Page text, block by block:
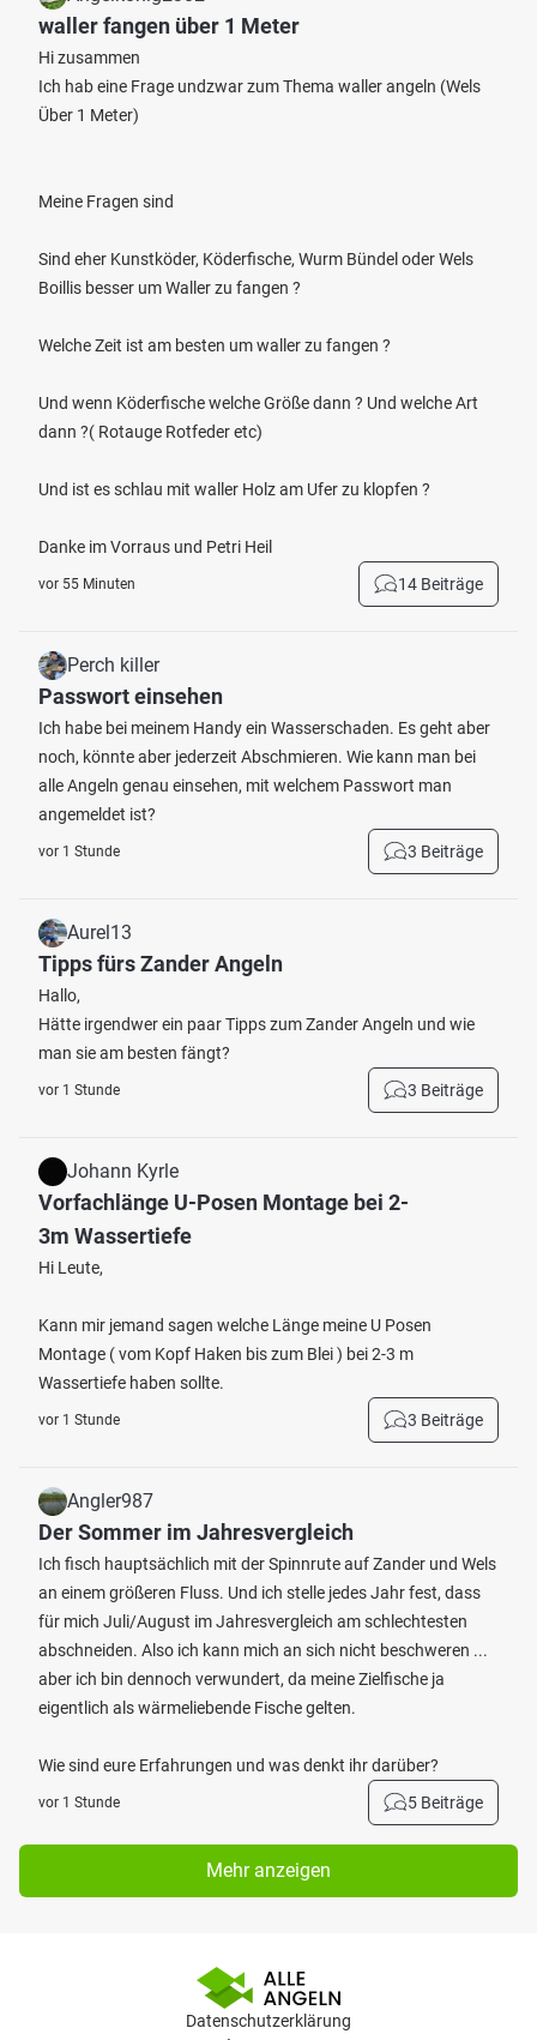
waller fangen über 1 Meter
Hi zusammen
Ich hab eine Frage undzwar zum Thema waller angeln (Wels
Über 1 Meter)
Meine Fragen sind
Sind eher Kunstköder, Köderfische, Wurm Bündel oder Wels
Boillis besser um Waller zu fangen ?
Welche Zeit ist am besten um waller zu fangen ?
Und wenn Köderfische welche Größe dann ? Und welche Art
dann ?( Rotauge Rotfeder etc)
Und ist es schlau mit waller Holz am Ufer zu klopfen ?
Danke im Vorraus und Petri Heil
vor 55 Minuten 14 Beiträge
Perch killer
Passwort einsehen
Ich habe bei meinem Handy ein Wasserschaden. Es geht aber
noch, könnte aber jederzeit Abschmieren. Wie kann man bei
alle Angeln genau einsehen, mit welchem Passwort man
angemeldet ist?
vor 1 Stunde 3 Beiträge
Aurel13
Tipps fürs Zander Angeln
Hallo,
Hätte irgendwer ein paar Tipps zum Zander Angeln und wie
man sie am besten fängt?
vor 1 Stunde 3 Beiträge
Johann Kyrle
Vorfachlänge U-Posen Montage bei 2-
3m Wassertiefe
Hi Leute,
Kann mir jemand sagen welche Länge meine U Posen
Montage ( vom Kopf Haken bis zum Blei ) bei 2-3 m
Wassertiefe haben sollte.
vor 1 Stunde 3 Beiträge
Angler987
Der Sommer im Jahresvergleich
Ich fisch hauptsächlich mit der Spinnrute auf Zander und Wels
an einem größeren Fluss. Und ich stelle jedes Jahr fest, dass
für mich Juli/August im Jahresvergleich am schlechtesten
abschneiden. Also ich kann mich an sich nicht beschweren ...
aber ich bin dennoch verwundert, da meine Zielfische ja
eigentlich als wärmeliebende Fische gelten.
Wie sind eure Erfahrungen und was denkt ihr darüber?
vor 1 Stunde 5 Beiträge
Mehr anzeigen
Datenschutzerklärung